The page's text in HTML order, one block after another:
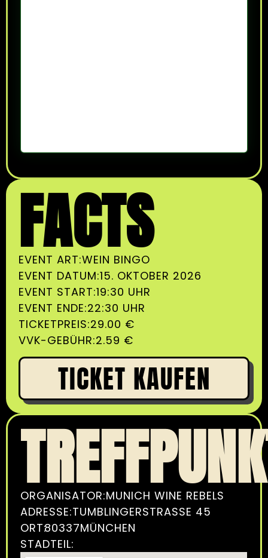
FACTS
EVENT ART:WEIN BINGO
EVENT DATUM:15. OKTOBER 2026
EVENT START:19:30 UHR
EVENT ENDE:22:30 UHR
TICKETPREIS:29.00 €
VVK-GEBÜHR:2.59 €
TICKET KAUFEN
ORGANISATOR:MUNICH WINE REBELS
ADRESSE:TUMBLINGERSTRASSE 45
ORT:80337MÜNCHEN
STADTEIL: